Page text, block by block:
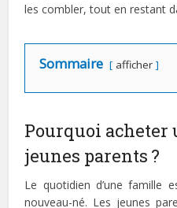
les combler, tout en restant
Sommaire afficher
Pourquoi acheter
jeunes parents ?
Le quotidien d’une famille
nouveau-né. Les jeunes